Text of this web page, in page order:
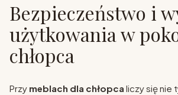
Bezpieczeństwo i
użytkowania w
chłopca
Przy meblach dla chłopca liczy się nie